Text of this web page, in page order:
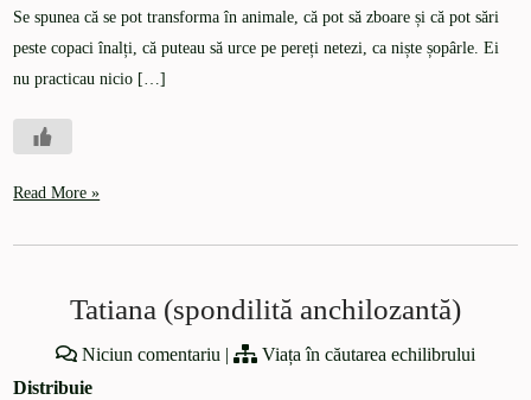
Se spunea că se pot transforma în animale, că pot să zboare și că pot sări
peste copaci înalți, că puteau să urce pe pereți netezi, ca niște șopârle. Ei
nu practicau nicio […]
Read More »
Tatiana (spondilită anchilozantă)
Niciun comentariu |
Viața în căutarea echilibrului
Distribuie